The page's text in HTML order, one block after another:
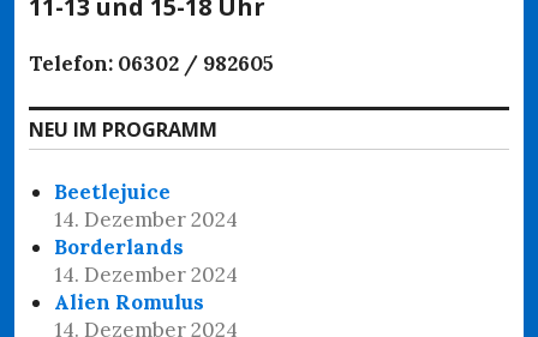
Telefon: 06302 / 982605
NEU IM PROGRAMM
Beetlejuice
14. Dezember 2024
Borderlands
14. Dezember 2024
Alien Romulus
14. Dezember 2024